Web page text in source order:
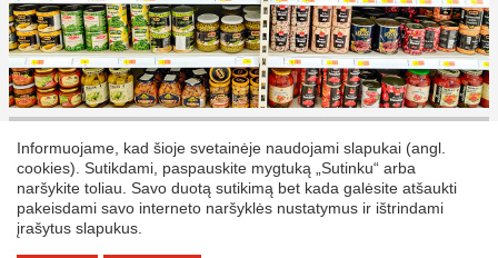
Informuojame, kad šioje svetainėje naudojami slapukai (angl.
cookies). Sutikdami, paspauskite mygtuką „Sutinku“ arba
naršykite toliau. Savo duotą sutikimą bet kada galėsite atšaukti
pakeisdami savo interneto naršyklės nustatymus ir ištrindami
įrašytus slapukus.
Zooprekės
Remontui Statybai Mokyklai Poilsiui
Automobiliams Dviračiams
Technika
Paslaugos Darbas DEPO Darome kartu
DEPO online
Videosiužetai
Informacija klientams Slapukai
Privatumo politika
Dažniausiai užduodami klausimai